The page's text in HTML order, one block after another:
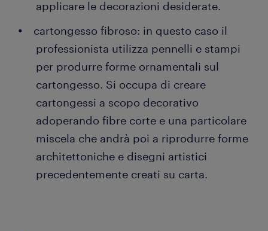
applicare le decorazioni desiderate.
cartongesso fibroso: in questo caso il
professionista utilizza pennelli e stampi
per produrre forme ornamentali sul
cartongesso. Si occupa di creare
cartongessi a scopo decorativo
adoperando fibre corte e una particolare
miscela che andrà poi a riprodurre forme
architettoniche e disegni artistici
precedentemente creati su carta.